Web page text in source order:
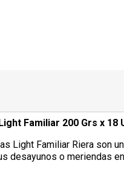
Familiar 200 Grs x 18
Light Familiar Riera son
desayunos o meriendas